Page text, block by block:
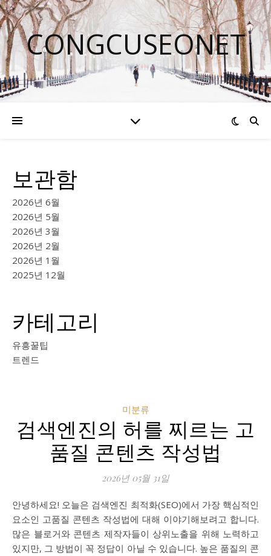
CONGCUSEONET
보관함
2026년 6월
2026년 5월
2026년 3월
2026년 2월
2026년 1월
2025년 12월
카테고리
유흥꿀팁
트렌드
미분류
검색엔진의 허를 찌르는 고
품질 콘텐츠 작성법
2026년 05월 31일
안녕하세요! 오늘은 검색엔진 최적화(SEO)에서 가장 핵심적인
요소인 고품질 콘텐츠 작성법에 대해 이야기해보려고 합니다.
많은 블로거와 콘텐츠 제작자들이 상위노출을 위해 노력하고
있지만, 그 방법이 꼭 정답이 아닐 수 있습니다. 높은 품질의 콘